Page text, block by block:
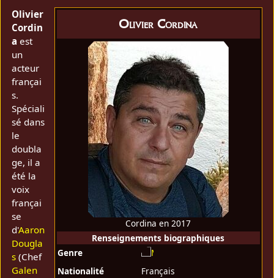
Olivier Cordina
Cordina en 2017
Renseignements biographiques
Genre
Nationalité
Français
Olivier
Cordin
a est
un
acteur
françai
s.
Spéciali
sé dans
le
doubla
ge, il a
été la
voix
françai
se
d'Aaron
Dougla
s (Chef
Galen